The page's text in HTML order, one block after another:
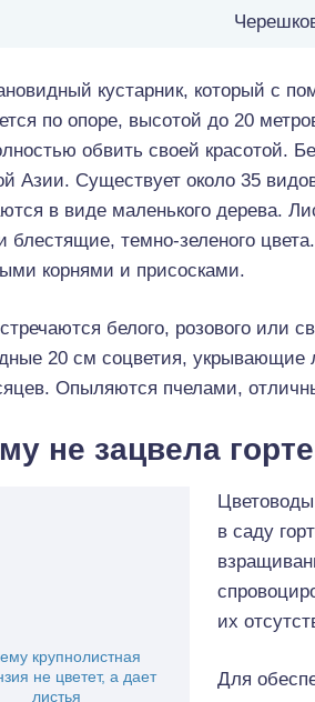
кустарник, который с
по опоре, высотой до 20
обвить своей красотой.
Азии. Существует около 35
в виде маленького дерева.
блестящие, темно-зеленого
корнями и присосками.
белого, розового или
20 см соцветия, укрывающие
Опыляются пчелами,
не зацвела
крупнолистная
не цветет, а дает
листья
в саду
их
Для